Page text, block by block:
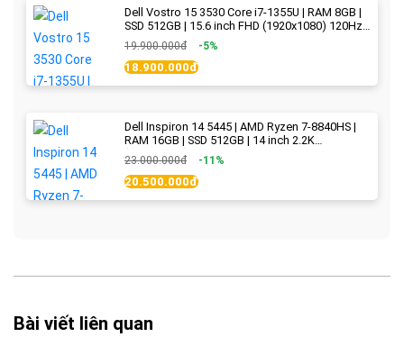
Dell Vostro 15 3530 Core i7-1355U | RAM 8GB |
SSD 512GB | 15.6 inch FHD (1920x1080) 120Hz
WVA | Black | New Fullbox
19.900.000đ -5%
18.900.000đ
Dell Inspiron 14 5445 | AMD Ryzen 7-8840HS |
RAM 16GB | SSD 512GB | 14 inch 2.2K
(2240x1400) IPS 300nits | Ice Blue - New Fullbox
23.000.000đ -11%
20.500.000đ
Bài viết liên quan